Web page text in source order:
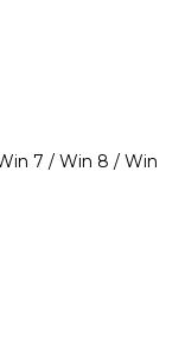
7 / Win 8 / Win